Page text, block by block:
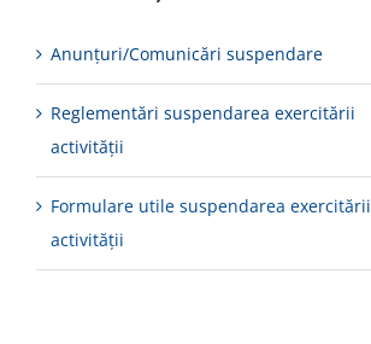
Anunțuri/Comunicări suspendare
Reglementări suspendarea exercitării
activității
Formulare utile suspendarea exercitării
activității